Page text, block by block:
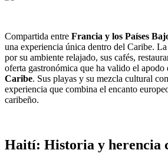
Compartida entre Francia y los Países
una experiencia única dentro del Caribe. La
por su ambiente relajado, sus cafés,
oferta gastronómica que ha valido el apodo
Caribe. Sus playas y su mezcla cultural
experiencia que combina el encanto
caribeño.
Haití: Historia y herencia